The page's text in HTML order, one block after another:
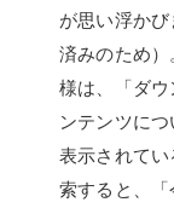
が思い浮か
済みのため
様は、「ダ
ンテンツに
表示されて
索すると、